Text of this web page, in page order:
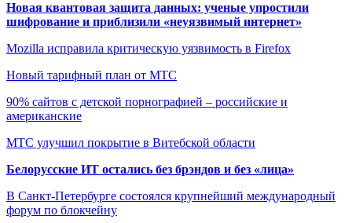
Новая квантовая защита данных: ученые упростили
шифрование и приблизили «неуязвимый интернет»
Mozilla исправила критическую уязвимость в Firefox
Новый тарифный план от МТС
90% сайтов с детской порнографией – российские и
американские
МТС улучшил покрытие в Витебской области
Белорусские ИТ остались без брэндов и без «лица»
В Санкт-Петербурге состоялся крупнейший международный
форум по блокчейну